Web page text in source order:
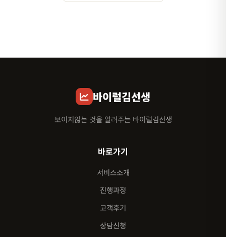
바이럴김선생
보이지않는 것을 알려주는 바이럴김선생
바로가기
서비스소개
진행과정
고객후기
상담신청